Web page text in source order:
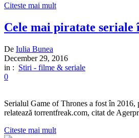
Citeste mai mult
Cele mai piratate
De Iulia Bunea
December 29, 2016
in : Stiri - filme & seriale
0
Serialul Game of Thrones a fost în
relatează torrentfreak.com, citat de
Citeste mai mult